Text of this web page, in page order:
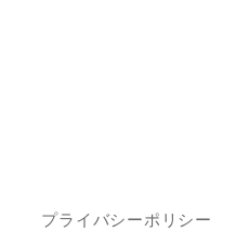
プライバシーポリシー